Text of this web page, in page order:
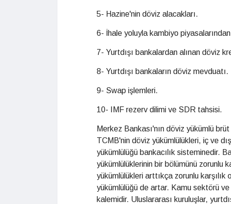
5- Hazine'nin döviz alacakları.
6- İhale yoluyla kambiyo piyasalarından
7- Yurtdışı bankalardan alınan döviz
8- Yurtdışı bankaların döviz mevduatı.
9- Swap işlemleri.
10- IMF rezerv dilimi ve SDR tahsisi.
Merkez Bankası'nın döviz yükümlü
TCMB'nin döviz yükümlülükleri, iç ve
yükümlülüğü bankacılık sisteminedir.
yükümlülüklerinin bir bölümünü zorunlu
yükümlülükleri arttıkça zorunlu
yükümlülüğü de artar. Kamu sektörü
kalemidir. Uluslararası kuruluşlar,